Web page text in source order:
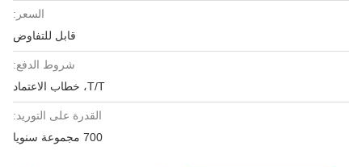
السعر:
قابل للتفاوض
شروط الدفع:
T/T، خطاب الاعتماد
القدرة على التوريد:
700 مجموعة سنويا